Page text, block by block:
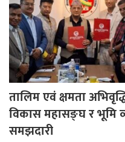
तालिम एवं क्षमता
विकास महासङ्घ र भूमि
समझदारी